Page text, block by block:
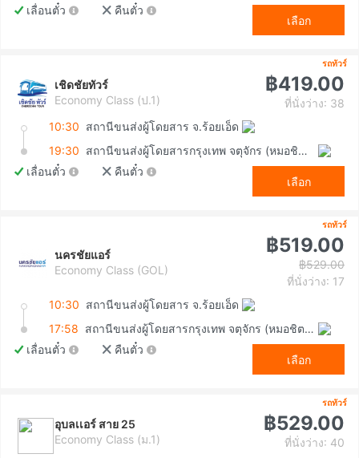
เลื่อนตั๋ว
คืนตั๋ว
เลือก
รถทัวร์
เชิดชัยทัวร์
Economy Class (ป.1)
฿419.00
ที่นั่งว่าง: 38
10:30 สถานีขนส่งผู้โดยสาร จ.ร้อยเอ็ด
19:30
สถานีขนส่งผู้โดยสารกรุงเทพ จตุจักร (หมอชิต2)
เลื่อนตั๋ว
คืนตั๋ว
เลือก
รถทัวร์
นครชัยแอร์
Economy Class (GOL)
฿519.00
฿529.00
ที่นั่งว่าง: 17
10:30 สถานีขนส่งผู้โดยสาร จ.ร้อยเอ็ด
17:58
สถานีขนส่งผู้โดยสารกรุงเทพ จตุจักร (หมอชิต2)
เลื่อนตั๋ว
คืนตั๋ว
เลือก
รถทัวร์
อุบลเเอร์ สาย 25
Economy Class (ม.1)
฿529.00
ที่นั่งว่าง: 40